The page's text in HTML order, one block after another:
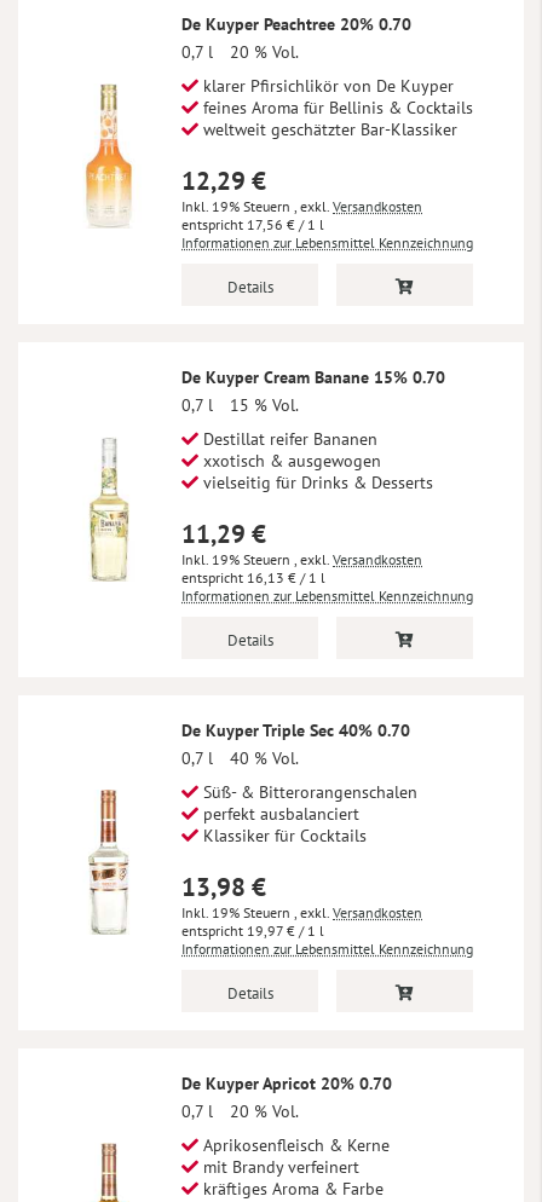
De Kuyper Peachtree 20% 0.70
0,7 l
20 % Vol.
klarer Pfirsichlikör von De Kuyper
feines Aroma für Bellinis & Cocktails
weltweit geschätzter Bar-Klassiker
12,29 €
Inkl. 19% Steuern exkl. Versandkosten
17,56 € / 1 l
Informationen zur Lebensmittel Kennzeichnung
Details
De Kuyper Cream Banane 15% 0.70
0,7 l
15 % Vol.
Destillat reifer Bananen
xxotisch & ausgewogen
vielseitig für Drinks & Desserts
11,29 €
Inkl. 19% Steuern exkl. Versandkosten
16,13 € / 1 l
Informationen zur Lebensmittel Kennzeichnung
Details
De Kuyper Triple Sec 40% 0.70
0,7 l
40 % Vol.
Süß- & Bitterorangenschalen
perfekt ausbalanciert
Klassiker für Cocktails
13,98 €
Inkl. 19% Steuern exkl. Versandkosten
19,97 € / 1 l
Informationen zur Lebensmittel Kennzeichnung
Details
De Kuyper Apricot 20% 0.70
0,7 l
20 % Vol.
Aprikosenfleisch & Kerne
mit Brandy verfeinert
kräftiges Aroma & Farbe